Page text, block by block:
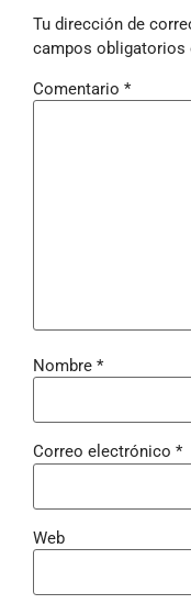
Tu dirección de
campos obligatorios
Comentario *
Nombre *
Correo electrónico *
Web